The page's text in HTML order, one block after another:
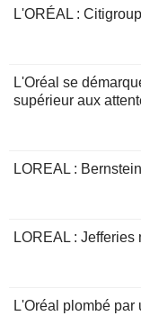
L'ORÉAL :
L'Oréal se
supérieur aux
LOREAL :
LOREAL :
L'Oréal plombé